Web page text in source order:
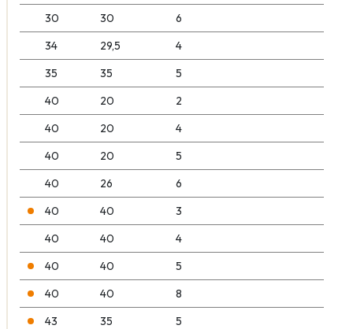
30
30
6
34
29,5
4
35
35
5
40
20
2
40
20
4
40
20
5
40
26
6
40
40
3
40
40
4
40
40
5
40
40
8
43
35
5